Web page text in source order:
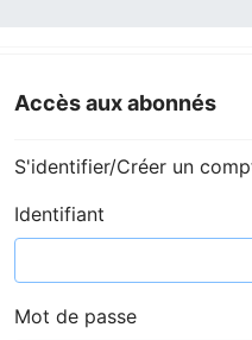
Accès aux abonnés
S'identifier/Créer un
Identifiant
Mot de passe